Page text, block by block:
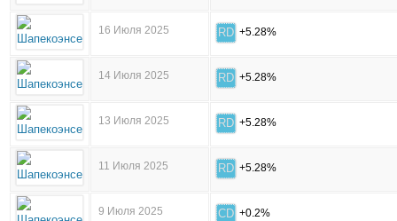
16 Июля 2025 RD +5.28%
14 Июля 2025 RD +5.28%
13 Июля 2025 RD +5.28%
11 Июля 2025 RD +5.28%
9 Июля 2025 CD +0.2%